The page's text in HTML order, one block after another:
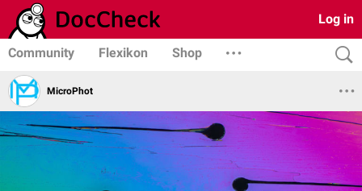
Log in
Community Flexikon Shop
MicroPhot